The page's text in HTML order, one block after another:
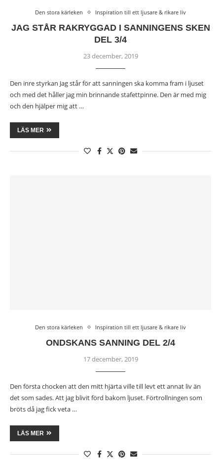
Den stora kärleken Inspiration till ett ljusare & rikare liv
JAG STÅR RAKRYGGAD I SANNINGENS SKEN
DEL 3/4
23 december, 2019
Den inre styrkan Jag står för att sanningen ska komma fram i ljuset
och med det håller jag min brinnande stafettpinne. Den är med mig
och den hjälper mig att …
LÄS MER
Den stora kärleken Inspiration till ett ljusare & rikare liv
ONDSKANS SANNING DEL 2/4
17 december, 2019
Den första chocken att den mitt hjärta ville till levt ett annat liv än
det som sades. Att jag blivit förd bakom ljuset. Förtrollningen som
bröts då jag fick veta …
LÄS MER